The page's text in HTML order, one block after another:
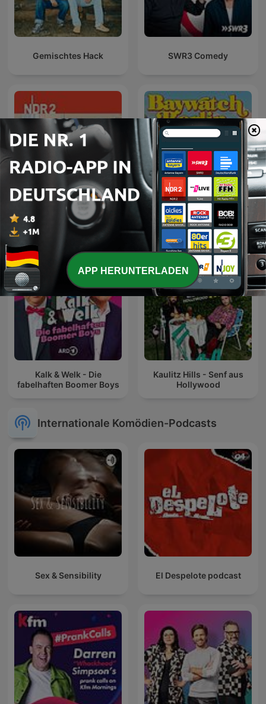
Gemischtes Hack SWR3 Comedy
NDR 2 - Wir sind die
Freeses
Baywatch Berlin
Kalk & Welk - Die
fabelhaften Boomer Boys
Kaulitz Hills - Senf aus
Hollywood
Internationale Komödien-Podcasts
Sex & Sensibility El Despelote podcast
APP HERUNTERLADEN